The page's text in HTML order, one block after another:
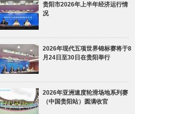
贵阳市2026年上半年经济运行情
况
2026年现代五项世界锦标赛将于8
月24日至30日在贵阳举行
2026年亚洲速度轮滑场地系列赛
（中国贵阳站）圆满收官